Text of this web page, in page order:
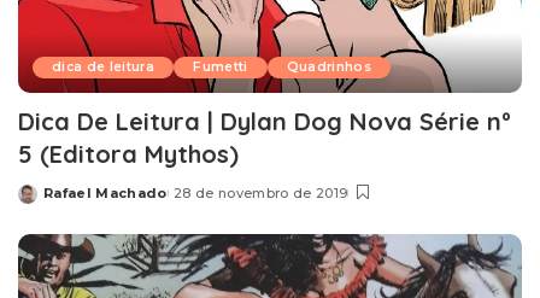
dica de leitura Fumetti Quadrinhos
Dica De Leitura | Dylan Dog Nova Série nº
5 (Editora Mythos)
Posted
Rafael Machado 28 de novembro de 2019